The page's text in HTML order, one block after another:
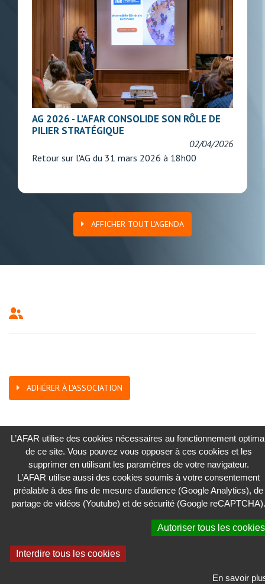
AG 2026 - L’AFAR CONSOLIDE SON RÔLE DE
PILIER STRATÉGIQUE
02/04/2026
Retour sur l'AG du 31 mars 2026 à 18h00
AFFICHER TOUT L'AGENDA
ADHÉRER À L'ASSOCIATION
2026 - AFAR
ASSOCIATION FRANÇAISE DES AFFAIRES RÉGLEMENTAIRES
Confidentialité
Mentions légales
L’AFAR utilise des cookies nécessaires au fonctionnement
de ce site. Vous pouvez vous opposer à ces cookies et les
supprimer en utilisant les paramètres de votre navigateur.
L’AFAR utilise aussi des cookies soumis à votre consentement
préalable à des fins de mesure d’audience (Google Analytics), de
partage de vidéos (Youtube) et de sécurité (Google reCAPTCHA).
Autoriser tous les cookies
Interdire tous les cookies
En savoir